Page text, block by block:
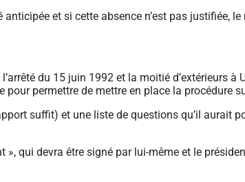
anticipée et si cette absence n’est pas justifiée,
du 15 juin 1992 et la moitié d’extérieurs à
pour permettre de mettre en place la procédure
suffit) et une liste de questions qu’il aurait
qui devra être signé par lui-même et le